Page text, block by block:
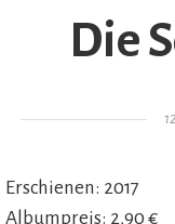
Die
Erschienen: 2017
Albumpreis: 2,90 €